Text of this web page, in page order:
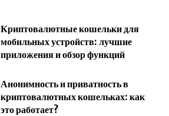
Криптовалютные кошельки для
мобильных устройств: лучшие
приложения и обзор функций
Анонимность и приватность в
криптовалютных кошельках: как
это работает?